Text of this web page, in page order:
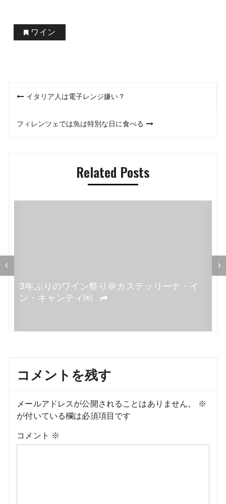
ワイン
投
ナ
ー
ン
イタリア人は電子レンジ嫌い？
フィレンツェでは魚は特別な日に食べる
Related Posts
イタリアのワイナリー・オープン・デー。残
念だったキャンティ￼
コメントを残す
メールアドレスが公開されることはありません。
※
が付いている欄は必須項目です
コメント ※